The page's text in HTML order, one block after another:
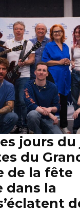
jours
du
de la fête
dans la